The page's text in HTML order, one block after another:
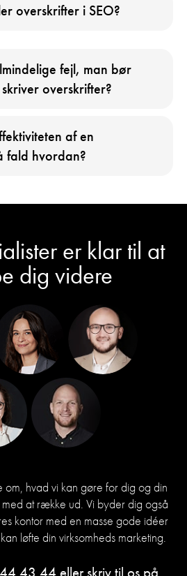
overskrifter i SEO?
fejl, man bør
overskrifter?
af en
fald hvordan?
er klar til at
dig videre
om, hvad vi kan gøre for dig og din
med at række ud. Vi byder dig også
kontor med en masse gode idéer
løfte din virksomheds marketing.
43 44 eller skriv til os på